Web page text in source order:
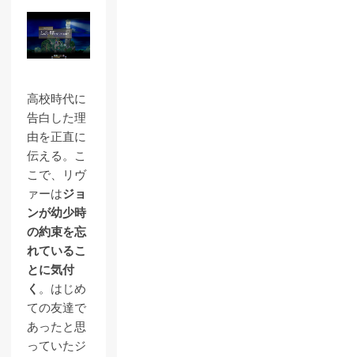
高校時代に
告白した理
由を正直に
伝える。こ
こで、リヴ
ァーはジョ
ンが幼少時
の約束を忘
れているこ
とに気付
く 。はじめ
ての友達で
あったと思
っていたジ